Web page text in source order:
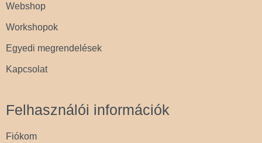
Webshop
Workshopok
Egyedi megrendelések
Kapcsolat
Felhasználói információk
Fiókom